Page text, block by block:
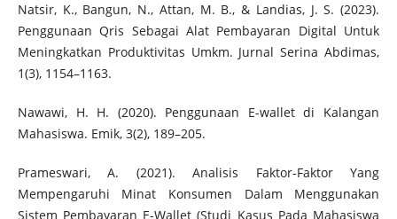
Natsir, K., Bangun, N., Attan, M. B., & Landias, J. S. (2023).
Penggunaan Qris Sebagai Alat Pembayaran Digital Untuk
Meningkatkan Produktivitas Umkm. Jurnal Serina Abdimas,
1(3), 1154–1163.
Nawawi, H. H. (2020). Penggunaan E-wallet di Kalangan
Mahasiswa. Emik, 3(2), 189–205.
Prameswari, A. (2021). Analisis Faktor-Faktor Yang
Mempengaruhi Minat Konsumen Dalam Menggunakan
Sistem Pembayaran E-Wallet (Studi Kasus Pada Mahasiswa